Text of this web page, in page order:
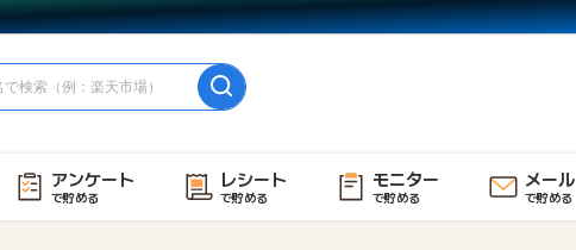
アンケート
で貯める
レシート
で貯める
モニター
で貯める
メール
で貯める